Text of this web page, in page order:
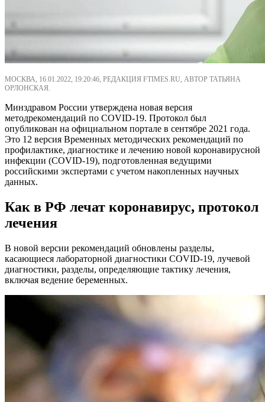
МОСКВА, 16.01.2022, 19:20:46, РЕДАКЦИЯ FTIMES.RU, АВТОР ТАТЬЯНА
ОРЛОНСКАЯ.
Минздравом России утверждена новая версия
методрекомендаций по COVID-19. Протокол был
опубликован на официальном портале в сентябре 2021 года.
Это 12 версия Временных методических рекомендаций по
профилактике, диагностике и лечению новой коронавирусной
инфекции (COVID-19), подготовленная ведущими
российскими экспертами с учетом накопленных научных
данных.
Как в РФ лечат коронавирус, протокол
лечения
В новой версии рекомендаций обновлены разделы,
касающиеся лабораторной диагностики COVID-19, лучевой
диагностики, разделы, определяющие тактику лечения,
включая ведение беременных.